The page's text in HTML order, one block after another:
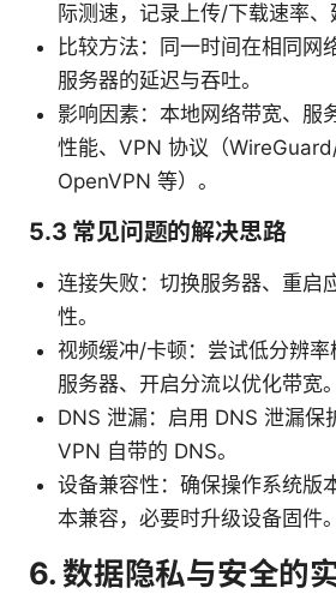
际测速，记录上传/下载速率、
比较方法：同一时间在相同网
服务器的延迟与吞吐。
影响因素：本地网络带宽、服
性能、VPN 协议（
OpenVPN 等）。
5.3 常见问题的解决思路
连接失败：切换服务器、重启
性。
视频缓冲/卡顿：尝试低分辨
服务器、开启分流以优化带宽。
DNS 泄漏：启用 DNS 泄漏保
VPN 自带的 DNS。
设备兼容性：确保操作系统版
本兼容，必要时升级设备固件。
6. 数据隐私与安全的